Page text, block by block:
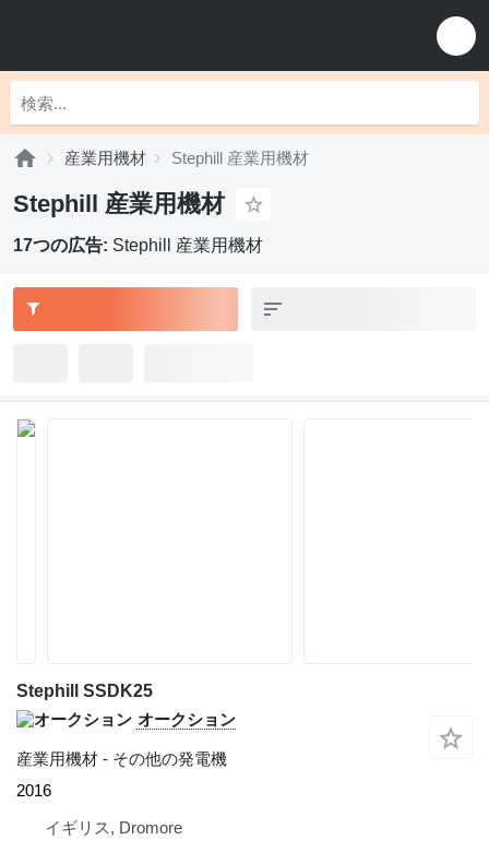
産業用機材 Stephill 産業用機材
Stephill 産業用機材
17つの広告: Stephill 産業用機材
Stephill SSDK25
オークション
産業用機材 - その他の発電機
2016
イギリス, Dromore